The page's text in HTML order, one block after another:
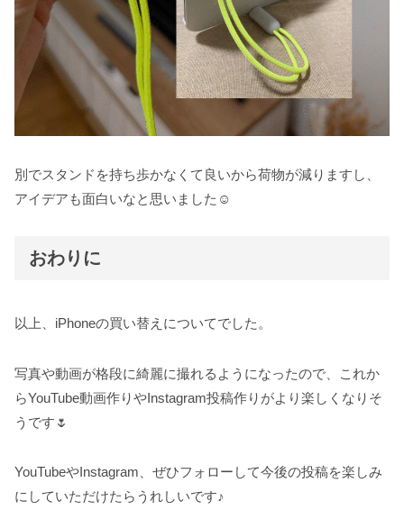
別でスタンドを持ち歩かなくて良いから荷物が減りますし、
アイデアも面白いなと思いました☺️
おわりに
以上、iPhoneの買い替えについてでした。
写真や動画が格段に綺麗に撮れるようになったので、これか
らYouTube動画作りやInstagram投稿作りがより楽しくなりそ
うです🌷
YouTubeやInstagram、ぜひフォローして今後の投稿を楽しみ
にしていただけたらうれしいです♪